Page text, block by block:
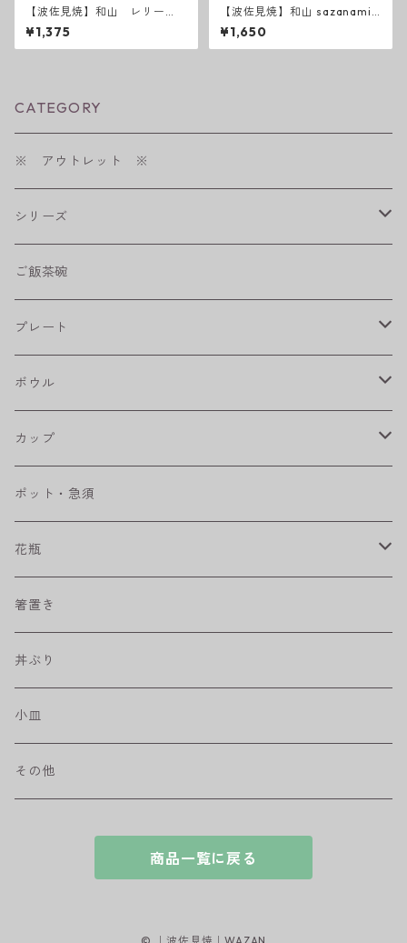
【波佐見焼】和山 レリー
フ・フラワーパレード 取皿
¥1,375
【波佐見焼】和山 sazanami
５寸皿
¥1,650
CATEGORY
※ アウトレット ※
シリーズ
shabby chic style
フラワーパレード
八角シリーズ
RONDE
ベベルボウル
プリーツ
藍駒
ワビカップ
ハンディ小皿
和ミモザ
ご飯茶碗
プレート
楕円皿
丸皿
長皿
角皿
取皿
盛皿
カレー＆パスタ皿
ボウル
大鉢
中鉢
小鉢
カップ
カップ
マグカップ
フリーカップ
そば猪口
ポット・急須
花瓶
水差し
箸置き
丼ぶり
小皿
その他
商品一覧に戻る